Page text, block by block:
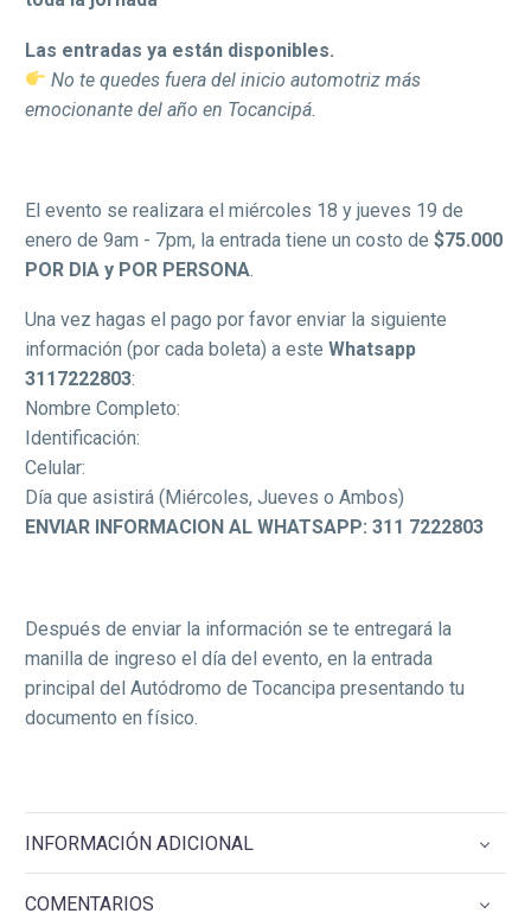
Las entradas ya están disponibles.
No te quedes fuera del inicio automotriz más
emocionante del año en Tocancipá.
El evento se realizara el miércoles 18 y jueves 19 de
enero de 9am - 7pm, la entrada tiene un costo de $75.000
POR DIA y POR PERSONA.
Una vez hagas el pago por favor enviar la siguiente
información (por cada boleta) a este Whatsapp
3117222803:
Nombre Completo:
Identificación:
Celular:
Día que asistirá (Miércoles, Jueves o Ambos)
ENVIAR INFORMACION AL WHATSAPP: 311 7222803
Después de enviar la información se te entregará la
manilla de ingreso el día del evento, en la entrada
principal del Autódromo de Tocancipa presentando tu
documento en físico.
INFORMACIÓN ADICIONAL
COMENTARIOS